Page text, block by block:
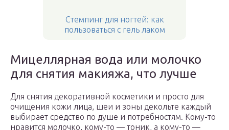
Стемпинг для ногтей: как
пользоваться с гель лаком
Мицеллярная вода или молочко
для снятия макияжа, что лучше
Для снятия декоративной косметики и просто для
очищения кожи лица, шеи и зоны декольте каждый
выбирает средство по душе и потребностям. Кому-то
нравится молочко, кому-то — тоник, а кому-то —